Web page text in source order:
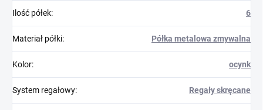
Ilość półek: 6
Materiał półki: Półka metalowa zmywalna
Kolor: ocynk
System regałowy: Regały skręcane